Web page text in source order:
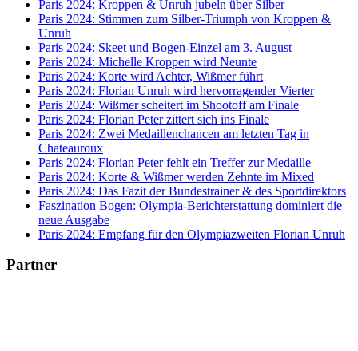
Paris 2024: Kroppen & Unruh jubeln über Silber
Paris 2024: Stimmen zum Silber-Triumph von Kroppen &
Unruh
Paris 2024: Skeet und Bogen-Einzel am 3. August
Paris 2024: Michelle Kroppen wird Neunte
Paris 2024: Korte wird Achter, Wißmer führt
Paris 2024: Florian Unruh wird hervorragender Vierter
Paris 2024: Wißmer scheitert im Shootoff am Finale
Paris 2024: Florian Peter zittert sich ins Finale
Paris 2024: Zwei Medaillenchancen am letzten Tag in
Chateauroux
Paris 2024: Florian Peter fehlt ein Treffer zur Medaille
Paris 2024: Korte & Wißmer werden Zehnte im Mixed
Paris 2024: Das Fazit der Bundestrainer & des Sportdirektors
Faszination Bogen: Olympia-Berichterstattung dominiert die
neue Ausgabe
Paris 2024: Empfang für den Olympiazweiten Florian Unruh
Partner